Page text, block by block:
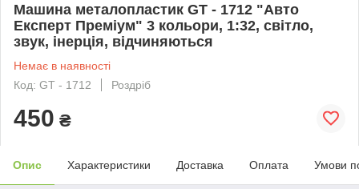
Машина металопластик GT - 1712 "Авто
Експерт Преміум" 3 кольори, 1:32, світло,
звук, інерція, відчиняються
Немає в наявності
Код: GT - 1712
Роздріб
450 ₴
Опис Характеристики Доставка Оплата Умови